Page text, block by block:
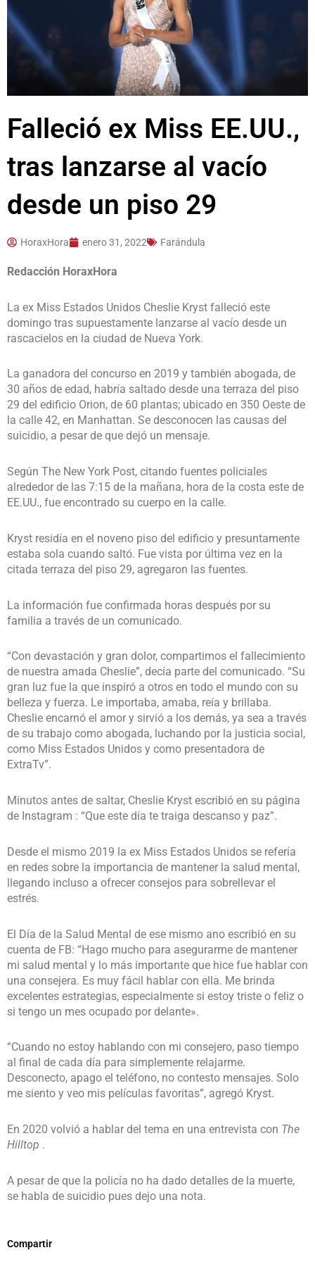
Falleció ex Miss EE.UU.,
tras lanzarse al vacío
desde un piso 29
HoraxHora enero 31, 2022 Farándula
Redacción HoraxHora
La ex Miss Estados Unidos Cheslie Kryst falleció este
domingo tras supuestamente lanzarse al vacío desde un
rascacielos en la ciudad de Nueva York.
La ganadora del concurso en 2019 y también abogada, de
30 años de edad, habría saltado desde una terraza del piso
29 del edificio Orion, de 60 plantas; ubicado en 350 Oeste de
la calle 42, en Manhattan. Se desconocen las causas del
suicidio, a pesar de que dejó un mensaje.
Según The New York Post, citando fuentes policiales
alrededor de las 7:15 de la mañana, hora de la costa este de
EE.UU., fue encontrado su cuerpo en la calle.
Kryst residía en el noveno piso del edificio y presuntamente
estaba sola cuando saltó. Fue vista por última vez en la
citada terraza del piso 29, agregaron las fuentes.
La información fue confirmada horas después por su
familia a través de un comunicado.
“Con devastación y gran dolor, compartimos el fallecimiento
de nuestra amada Cheslie”, decía parte del comunicado. “Su
gran luz fue la que inspiró a otros en todo el mundo con su
belleza y fuerza. Le importaba, amaba, reía y brillaba.
Cheslie encarnó el amor y sirvió a los demás, ya sea a través
de su trabajo como abogada, luchando por la justicia social,
como Miss Estados Unidos y como presentadora de
ExtraTv”.
Minutos antes de saltar, Cheslie Kryst escribió en su página
de Instagram : “Que este día te traiga descanso y paz”.
Desde el mismo 2019 la ex Miss Estados Unidos se refería
en redes sobre la importancia de mantener la salud mental,
llegando incluso a ofrecer consejos para sobrellevar el
estrés.
El Día de la Salud Mental de ese mismo ano escribió en su
cuenta de FB: “Hago mucho para asegurarme de mantener
mi salud mental y lo más importante que hice fue hablar con
una consejera. Es muy fácil hablar con ella. Me brinda
excelentes estrategias, especialmente si estoy triste o feliz o
si tengo un mes ocupado por delante».
“Cuando no estoy hablando con mi consejero, paso tiempo
al final de cada día para simplemente relajarme.
Desconecto, apago el teléfono, no contesto mensajes. Solo
me siento y veo mis películas favoritas”, agregó Kryst.
En 2020 volvió a hablar del tema en una entrevista con The
Hilltop .
A pesar de que la policía no ha dado detalles de la muerte,
se habla de suicidio pues dejo una nota.
Compartir